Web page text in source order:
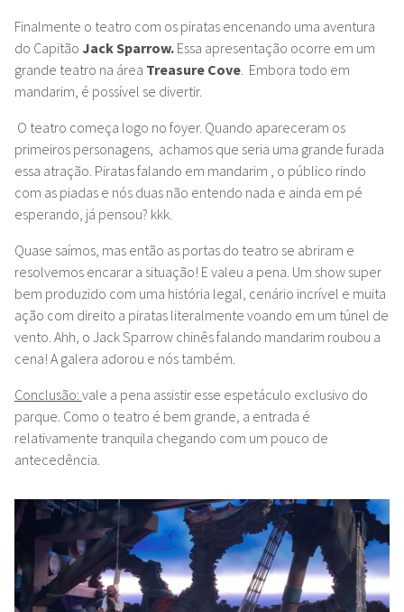
Finalmente o teatro com os piratas encenando uma aventura
do Capitão Jack Sparrow. Essa apresentação ocorre em um
grande teatro na área Treasure Cove Embora todo em
mandarim, é possível se divertir.
O teatro começa logo no foyer. Quando apareceram os
primeiros personagens, achamos que seria uma grande furada
essa atração. Piratas falando em mandarim , o público rindo
com as piadas e nós duas não entendo nada e ainda em pé
esperando, já pensou? kkk.
Quase saímos, mas então as portas do teatro se abriram e
resolvemos encarar a situação! E valeu a pena. Um show super
bem produzido com uma história legal, cenário incrível e muita
ação com direito a piratas literalmente voando em um túnel de
vento. Ahh, o Jack Sparrow chinês falando mandarim roubou a
cena! A galera adorou e nós também.
Conclusão: vale a pena assistir esse espetáculo exclusivo do
parque. Como o teatro é bem grande, a entrada é
relativamente tranquila chegando com um pouco de
antecedência.